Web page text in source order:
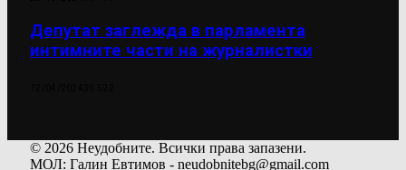
Депутат заглежда в парламента
интимните части на журналистки
© 2026 Неудобните. Всички права запазени.
МОЛ: Галин Евтимов - neudobnitebg@gmail.com